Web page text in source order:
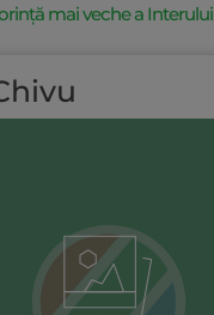
mai veche a Interului